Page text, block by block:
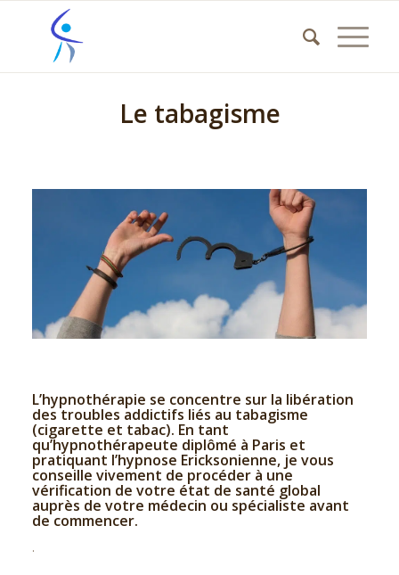
Le tabagisme
L’hypnothérapie se concentre sur la libération
des troubles addictifs liés au tabagisme
(cigarette et tabac). En tant
qu’hypnothérapeute diplômé à Paris et
pratiquant l’hypnose Ericksonienne, je vous
conseille vivement de procéder à une
vérification de votre état de santé global
auprès de votre médecin ou spécialiste avant
de commencer.
.